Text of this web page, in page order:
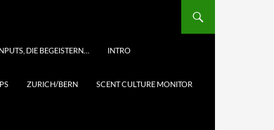
DIE BEGEISTERN… INTRO
ZURICH/BERN SCENT CULTURE MONITOR